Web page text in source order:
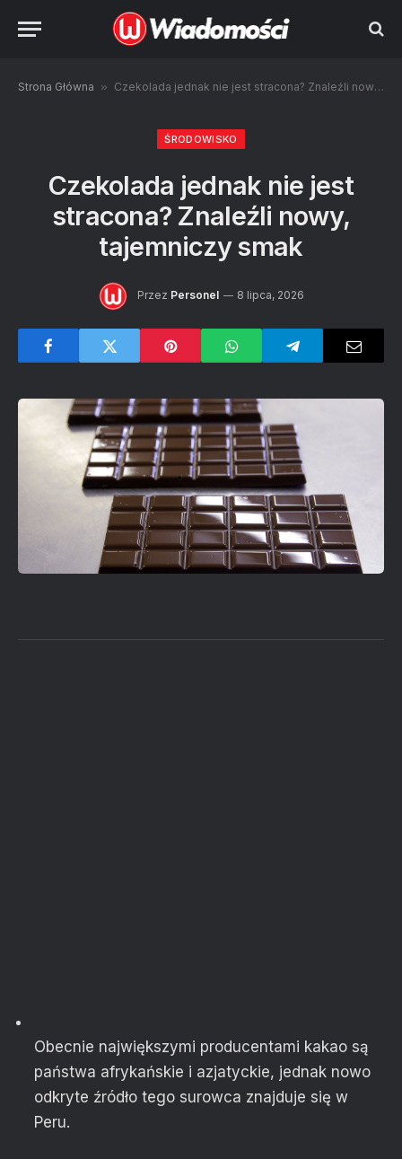
Strona Główna » Czekolada jednak nie jest stracona? Znaleźli nowy, tajemniczy smak
ŚRODOWISKO
Czekolada jednak nie jest
stracona? Znaleźli nowy,
tajemniczy smak
Przez Personel 8 lipca, 2026
Obecnie największymi producentami kakao są
państwa afrykańskie i azjatyckie, jednak nowo
odkryte źródło tego surowca znajduje się w
Peru.